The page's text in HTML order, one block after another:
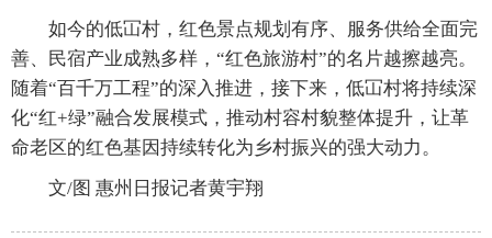
如今的低冚村，红色景点规划有序、服务供给全面完
善、民宿产业成熟多样，“红色旅游村”的名片越擦越亮。
随着“百千万工程”的深入推进，接下来，低冚村将持续深
化“红+绿”融合发展模式，推动村容村貌整体提升，让革
命老区的红色基因持续转化为乡村振兴的强大动力。
文/图 惠州日报记者黄宇翔